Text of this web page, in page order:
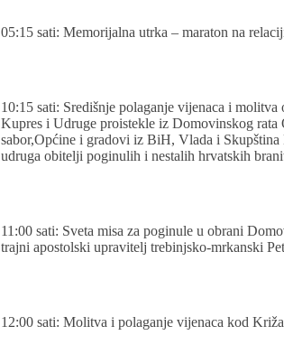
05:15 sati: Memorijalna utrka – maraton na
10:15 sati: Središnje polaganje vijenaca i
Kupres i Udruge proistekle iz Domovinskog
sabor,Općine i gradovi iz BiH, Vlada i
udruga obitelji poginulih i nestalih hrvatskih
11:00 sati: Sveta misa za poginule u obrani
trajni apostolski upravitelj trebinjsko-mrkanski
12:00 sati: Molitva i polaganje vijenaca kod